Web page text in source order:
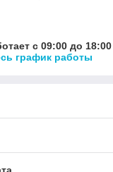
с 09:00 до 18:00
график работы